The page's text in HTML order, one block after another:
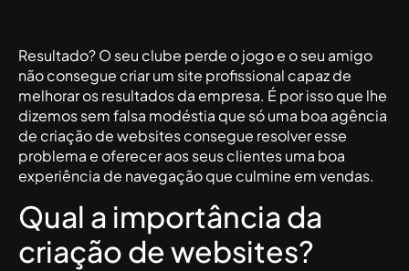
Resultado? O seu clube perde o jogo e o seu amigo
não consegue criar um site profissional capaz de
melhorar os resultados da empresa. É por isso que lhe
dizemos sem falsa modéstia que só uma boa agência
de criação de websites consegue resolver esse
problema e oferecer aos seus clientes uma boa
experiência de navegação que culmine em vendas.
Qual a importância da
criação de websites?